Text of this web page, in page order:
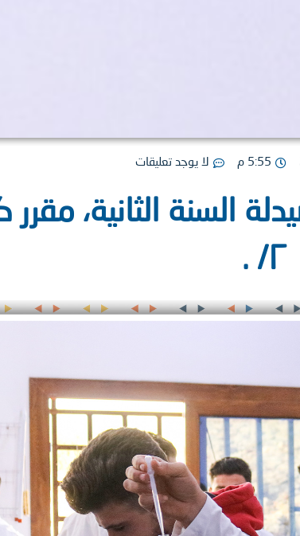
5:55 م لا يوجد تعليقات
السنة الثانية، مقرر
٢/ .